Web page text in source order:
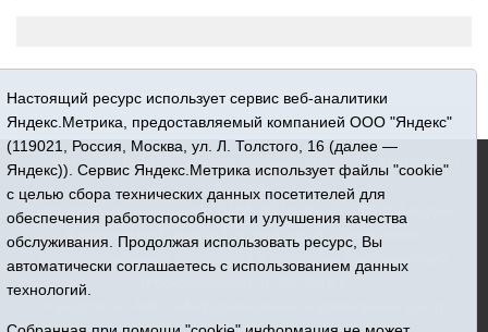
16+ © 2015-2026 Сетевое издание «Новости Юргинского
Регистрационный номер СМИ ЭЛ № ФС 77 - 66052 выдан
Федеральной службой по надзору в сфере связи,
Настоящий ресурс использует сервис веб-аналитики
Яндекс.Метрика, предоставляемый компанией ООО "Яндекс"
(119021, Россия, Москва, ул. Л. Толстого, 16 (далее —
Яндекс)). Сервис Яндекс.Метрика использует файлы "cookie"
с целью сбора технических данных посетителей для
обеспечения работоспособности и улучшения качества
обслуживания. Продолжая использовать ресурс, Вы
автоматически соглашаетесь с использованием данных
технологий.